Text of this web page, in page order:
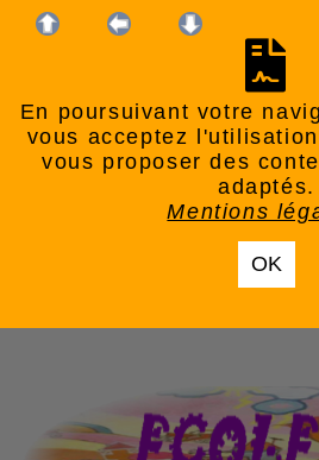
En poursuivant votre
vous acceptez
vous proposer des
adaptés.
Mentions
OK